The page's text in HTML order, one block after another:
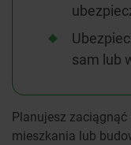
sam lub
Planujesz
mieszkania lub